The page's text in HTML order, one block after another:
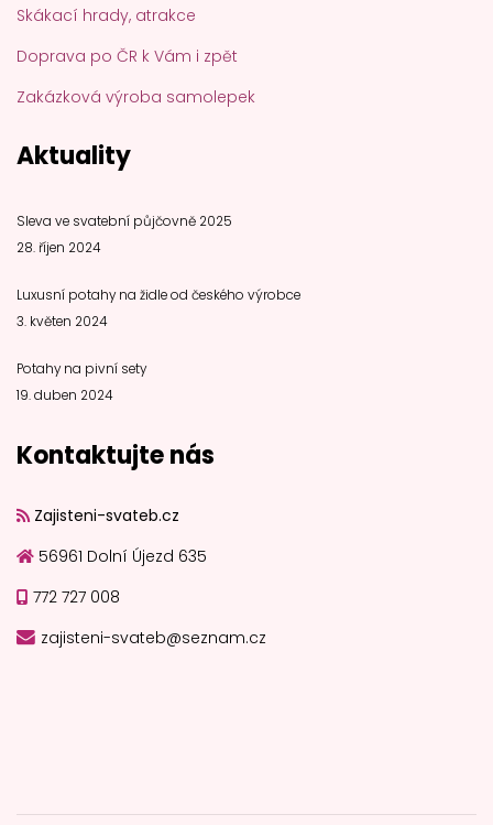
Skákací hrady, atrakce
Doprava po ČR k Vám i zpět
Zakázková výroba samolepek
Aktuality
Sleva ve svatební půjčovně 2025
28. říjen 2024
Luxusní potahy na židle od českého výrobce
3. květen 2024
Potahy na pivní sety
19. duben 2024
Kontaktujte nás
Zajisteni-svateb.cz
56961 Dolní Újezd 635
772 727 008
zajisteni-svateb@seznam.cz